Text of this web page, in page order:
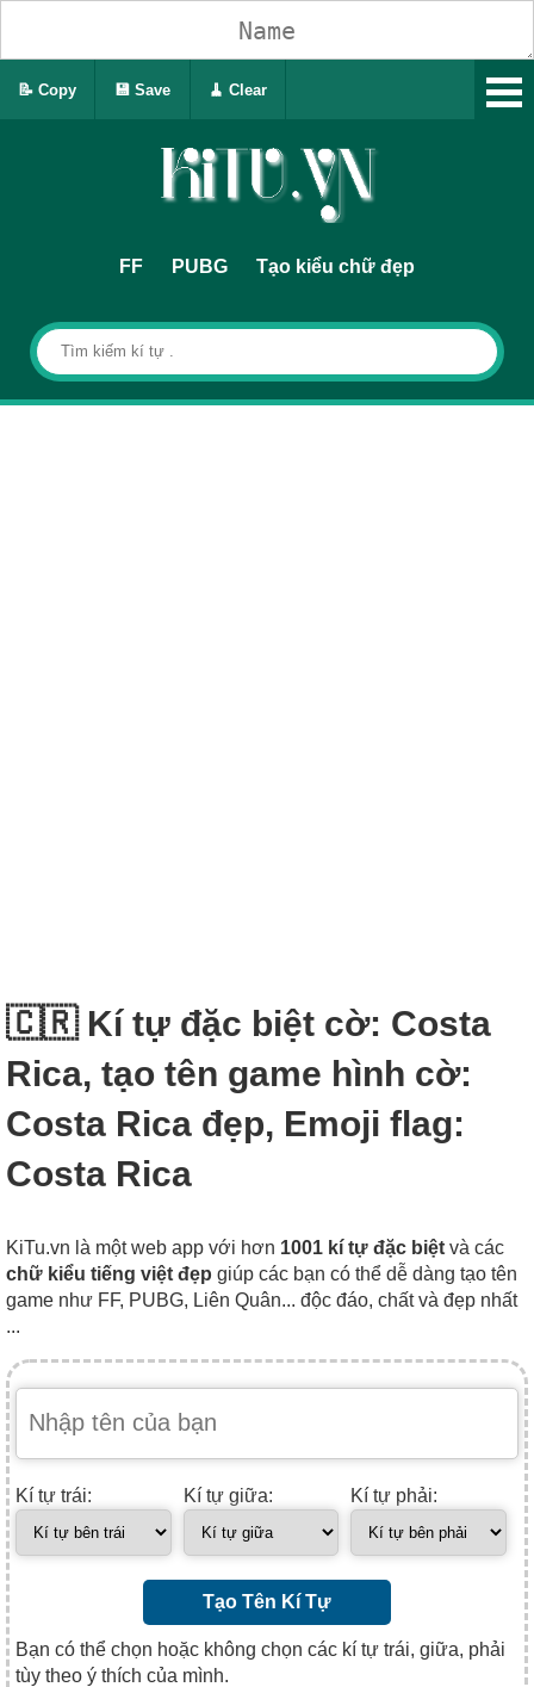
FF PUBG Tạo kiểu chữ đẹp
🇨🇷 Kí tự đặc biệt cờ: Costa
Rica, tạo tên game hình cờ:
Costa Rica đẹp, Emoji flag:
Costa Rica
KiTu.vn là một web app với hơn 1001 kí tự đặc biệt và các
chữ kiểu tiếng việt đẹp giúp các bạn có thể dễ dàng tạo tên
game như FF, PUBG, Liên Quân... độc đáo, chất và đẹp nhất
...
Kí tự trái: Kí tự giữa: Kí tự phải:
Tạo Tên Kí Tự
Bạn có thể chọn hoặc không chọn các kí tự trái, giữa, phải
tùy theo ý thích của mình.
📝 Copy 💾 Save 🧹 Clear